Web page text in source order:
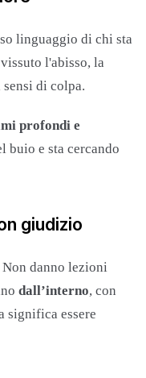
linguaggio di chi sta
l'abisso, la
di colpa.
profondi e
buio e sta cercando
giudizio
Non danno lezioni
dall’interno, con
significa essere